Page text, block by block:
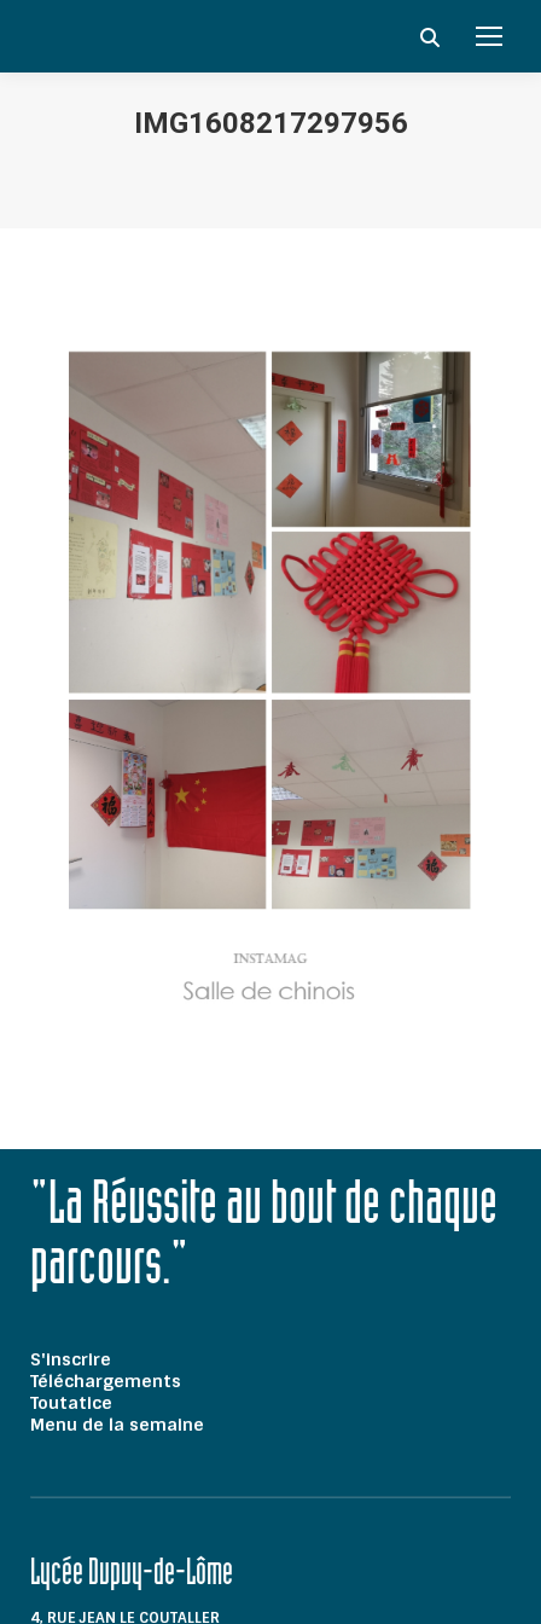
Search:
IMG1608217297956
"La Réussite au bout de chaque
parcours."
S'inscrire
Téléchargements
Toutatice
Menu de la semaine
Lycée Dupuy-de-Lôme
4, RUE JEAN LE COUTALLER